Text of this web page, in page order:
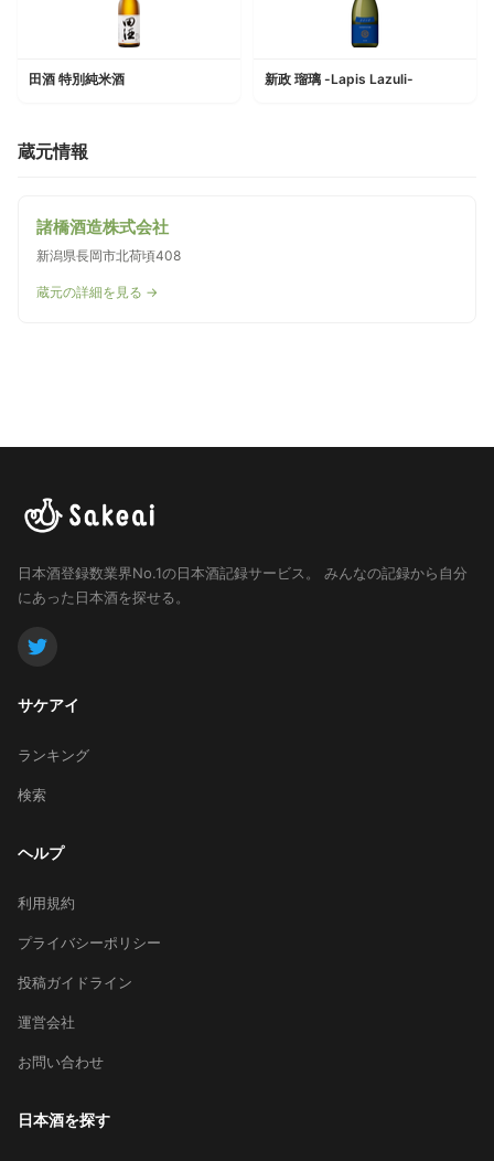
田酒 特別純米酒 新政 瑠璃 -Lapis Lazuli-
蔵元情報
諸橋酒造株式会社
新潟県長岡市北荷頃408
蔵元の詳細を見る →
日本酒登録数業界No.1の日本酒記録サービス。
みんなの記録から自分
にあった日本酒を探せる。
サケアイ
ランキング
検索
ヘルプ
利用規約
プライバシーポリシー
投稿ガイドライン
運営会社
お問い合わせ
日本酒を探す